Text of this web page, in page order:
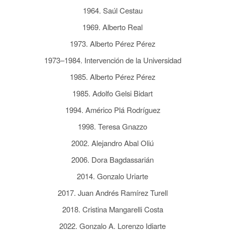
1964. Saúl Cestau
1969. Alberto Real
1973. Alberto Pérez Pérez
1973–1984. Intervención de la Universidad
1985. Alberto Pérez Pérez
1985. Adolfo Gelsi Bidart
1994. Américo Plá Rodríguez
1998. Teresa Gnazzo
2002. Alejandro Abal Oliú
2006. Dora Bagdassarián
2014. Gonzalo Uriarte
2017. Juan Andrés Ramírez Turell
2018. Cristina Mangarelli Costa
2022. Gonzalo A. Lorenzo Idiarte